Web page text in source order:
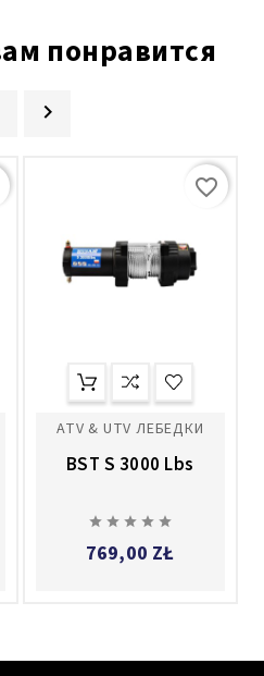
понравится

ATV & UTV ЛЕБЕДКИ
BST S 3000 Lbs
    
769,00 ZŁ
favorite_border